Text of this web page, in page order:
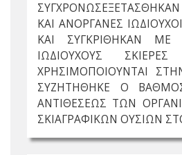
ΚΑΙ ΑΝΟΡΓΑΝΕΣ
ΚΑΙ ΣΥΓΚΡΙΘΗΚΑΝ ΜΕ
ΙΩΔΙΟΥΧΟΥΣ
ΧΡΗΣΙΜΟΠΟΙΟΥΝΤΑΙ
ΣΥΖΗΤΗΘΗΚΕ Ο
ΑΝΤΙΘΕΣΕΩΣ ΤΩΝ
ΣΚΙΑΓΡΑΦΙΚΩΝ ΟΥΣΙΩΝ